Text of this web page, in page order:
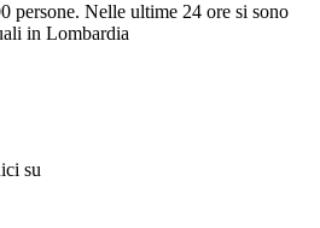
persone. Nelle ultime 24 ore si sono
in Lombardia
su